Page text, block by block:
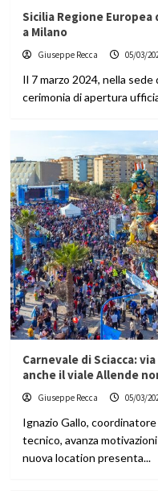
Sicilia Regione
a Milano
Giuseppe Recca 05/03/
Il 7 marzo 2024, nella
cerimonia di apertura
Carnevale di Sciacca:
anche il viale Allende
Giuseppe Recca 05/03/
Ignazio Gallo,
tecnico, avanza
nuova location presenta...